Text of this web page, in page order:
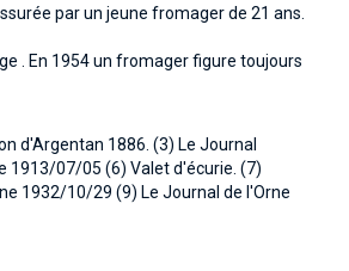
par un jeune fromager de 21 ans.
. En 1954 un fromager figure toujours
d'Argentan 1886. (3) Le Journal
1913/07/05 (6) Valet d'écurie. (7)
1932/10/29 (9) Le Journal de l'Orne